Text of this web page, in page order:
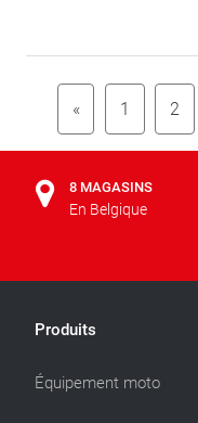
« 1 2
8 MAGASINS
En Belgique
Produits
Équipement moto